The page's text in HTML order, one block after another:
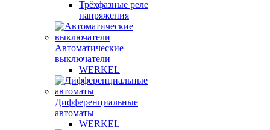
Трёхфазные реле
напряжения
Автоматические
выключатели
WERKEL
Дифференциальные
автоматы
WERKEL